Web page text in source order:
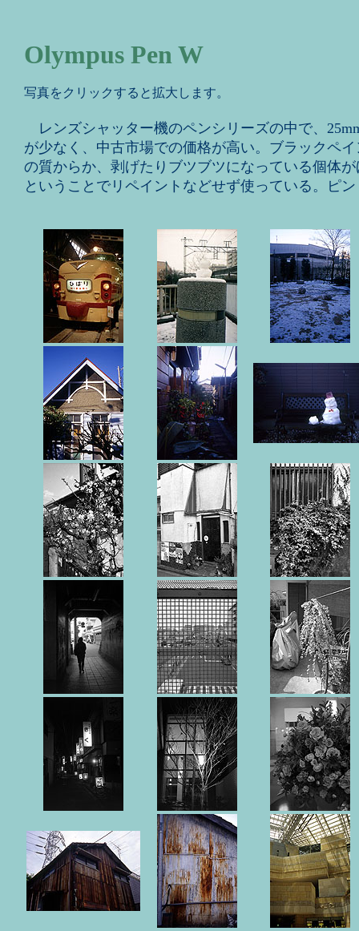
Olympus Pen W
写真をクリックすると拡大します。
レンズシャッター機のペンシリーズの中で、
が少なく、中古市場での価格が高い。ブラックペ
の質からか、剥げたりブツブツになっている個体
ということでリペイントなどせず使っている。ピ